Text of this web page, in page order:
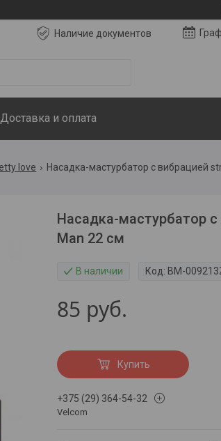
Наличие документов
Доставка и оплата
love Насадка-мастурбатор с вибрацией
Насадка-мастурбатор
Man 22 см
В наличии Код: BM-
85 руб.
Купить
+375 (29) 364-54-32
Velcom